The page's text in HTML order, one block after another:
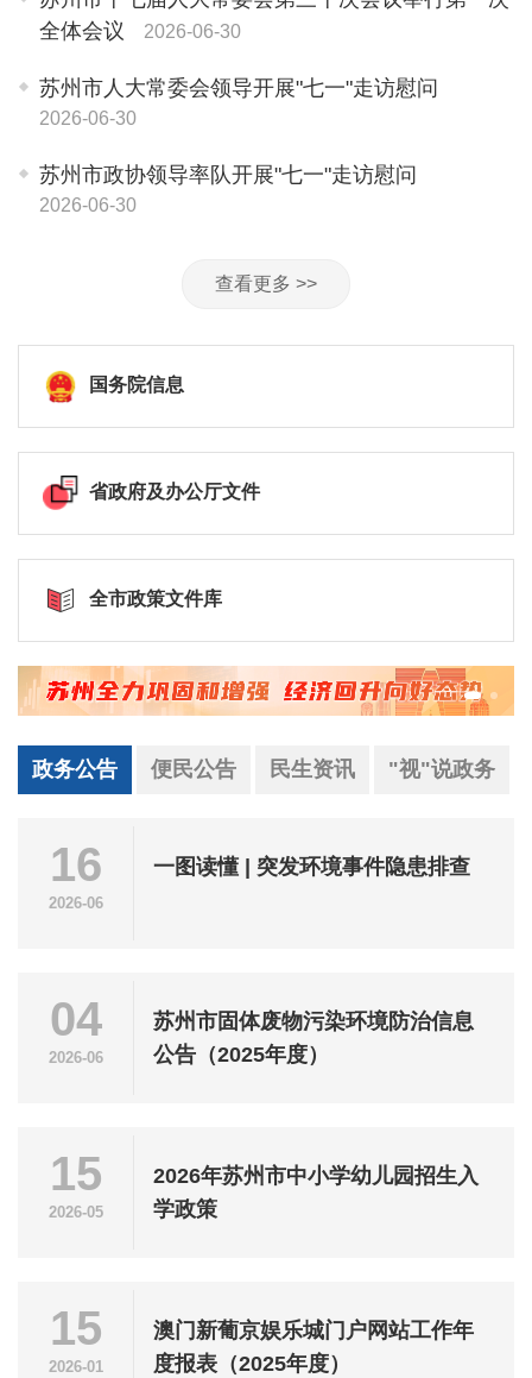
全体会议
2026-06-30
苏州市人大常委会领导开展"七一"走访慰问
2026-06-30
苏州市政协领导率队开展"七一"走访慰问
2026-06-30
查看更多 >>
国务院信息
省政府及办公厅文件
全市政策文件库
政务公告 便民公告 民生资讯 "视"说政务
16
2026-06
一图读懂 | 突发环境事件隐患排查
04
2026-06
苏州市固体废物污染环境防治信息
公告（2025年度）
15
2026-05
2026年苏州市中小学幼儿园招生入
学政策
15
2026-01
澳门新葡京娱乐城门户网站工作年
度报表（2025年度）